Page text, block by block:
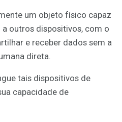
um objeto físico capaz
outros dispositivos, com o
e receber dados sem a
direta.
tais dispositivos de
capacidade de